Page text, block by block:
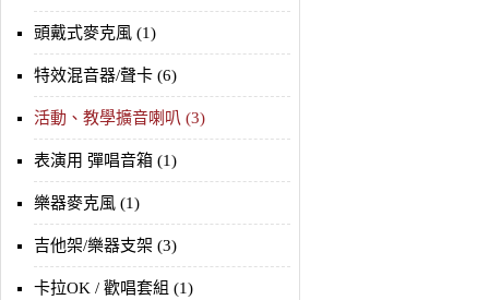
頭戴式麥克風 (1)
特效混音器/聲卡 (6)
活動、教學擴音喇叭 (3)
表演用 彈唱音箱 (1)
樂器麥克風 (1)
吉他架/樂器支架 (3)
卡拉OK / 歡唱套組 (1)